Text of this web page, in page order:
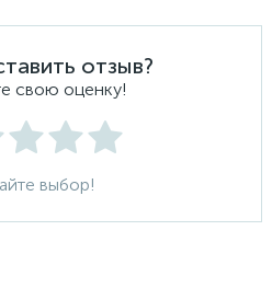
отзыв?
свою оценку!
выбор!